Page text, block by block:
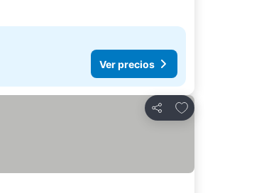
Ver precios
Compartir
Añadir a favoritos